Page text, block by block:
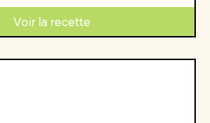
Voir la recette